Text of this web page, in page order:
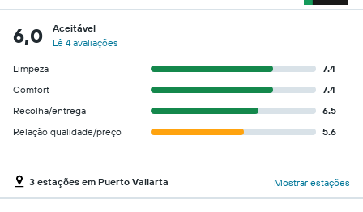
6,0
Aceitável
Lê 4 avaliações
Limpeza
7.4
Comfort
7.4
Recolha/entrega
6.5
Relação qualidade/preço
5.6
3 estações em Puerto Vallarta Mostrar estações